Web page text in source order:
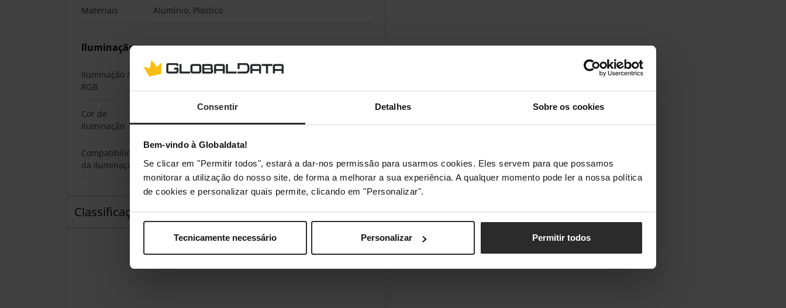
Consentir Detalhes Sobre os cookies
Bem-vindo à Globaldata!
Se clicar em "Permitir todos", estará a dar-nos permissão para usarmos cookies. Eles servem para que possamos
monitorar a utilização do nosso site, de forma a melhorar a sua experiência. A qualquer momento pode ler a nossa política
de cookies e personalizar quais permite, clicando em "Personalizar".
Tecnicamente necessário Personalizar Permitir todos
Materiais Alumínio, Plástico
Iluminação
Iluminação /
RGB
Sim
Cor de
Iluminação
Compatibilidade
da Iluminação
Classificações